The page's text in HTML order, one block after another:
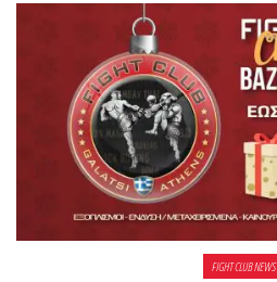
Πρίφτη στο
μεγαλύτερο
και πιο
δύσκολο
αγώνα της καριέρας της,
διεκδικεί τον 6ο
παγκόσμιο τίτλο της
απέναντι στην Phetjeeja
για το ONE Atomweight
Kickboxing World
FIGHT CLUB NEWS